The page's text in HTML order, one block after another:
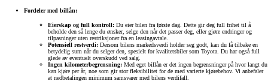
Fordeler med billån:
Eierskap og full kontroll: Du eier bilen fra første dag. Dette gir deg full frihet til å
beholde den så lenge du ønsker, selge den når det passer deg, eller gjøre endringer og
tilpasninger uten restriksjoner fra en leasingavtale.
Potensiell restverdi: Dersom bilens markedsverdi holder seg godt, kan du få tilbake en
betydelig sum når du selger den, spesielt for kvalitetsbiler som Toyota. Du har også full
glede av eventuelt overskudd ved salg.
Ingen kilometerbegrensning: Med eget billån er det ingen begrensninger på hvor langt du
kan kjøre per år, noe som gir stor fleksibilitet for de med varierte kjørebehov. Vi anbefaler
at nedbetalingen minimum samsvarer med bilens verdifall.